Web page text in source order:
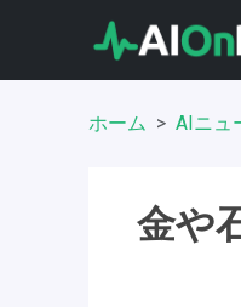
ホーム AIニュ
金や